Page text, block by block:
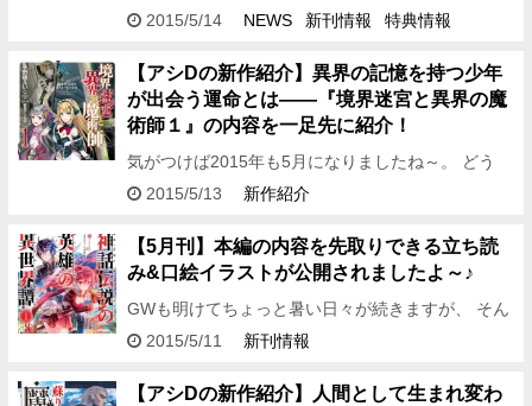
を切りました！！ どうも、編集アシDです。 発売前
強』の…
2015/5/14 NEWS 新刊情報 特典情報
【アシDの新作紹介】異界の記憶を持つ少年
が出会う運命とは――『境界迷宮と異界の魔
術師１』の内容を一足先に紹介！
気がつけば2015年も5月になりましたね～。 どう
も、編集アシDです！ 小説投稿サイト「小説家にな
ァンタジ…
2015/5/13 新作紹介
【5月刊】本編の内容を先取りできる立ち読
み&口絵イラストが公開されましたよ～♪
GWも明けてちょっと暑い日々が続きますが、 そん
な時こそ読書のチャンスですよ☆ こんにちは！ 広
…
2015/5/11 新刊情報
【アシDの新作紹介】人間として生まれ変わ